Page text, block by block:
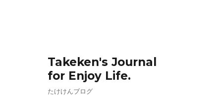
Takeken's Journal
for Enjoy Life.
たけけんブログ